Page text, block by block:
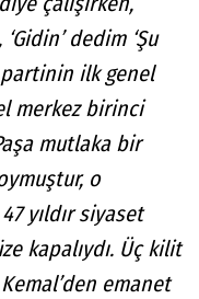
dedim ‘Şu
partinin ilk genel
merkez birinci
mutlaka bir
o
yıldır siyaset
kapalıydı. Üç kilit
emanet